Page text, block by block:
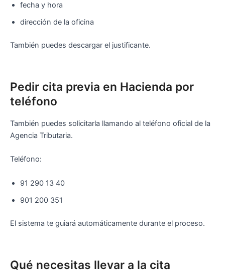
fecha y hora
dirección de la oficina
También puedes descargar el justificante.
Pedir cita previa en Hacienda por
teléfono
También puedes solicitarla llamando al teléfono oficial de la
Agencia Tributaria.
Teléfono:
91 290 13 40
901 200 351
El sistema te guiará automáticamente durante el proceso.
Qué necesitas llevar a la cita